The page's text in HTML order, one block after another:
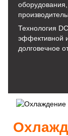
Технология
эффективной
долговечное